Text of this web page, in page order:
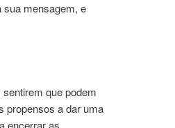
sua mensagem, e
que podem
propensos a dar uma
encerrar as